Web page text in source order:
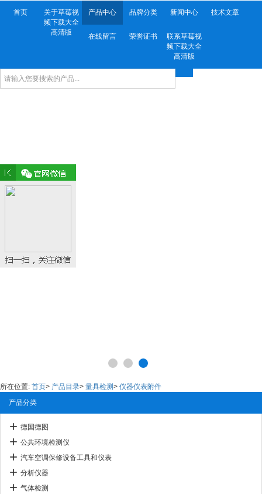
首页
关于草莓视
频下载大全
高清版
产品中心 品牌分类 新闻中心 技术文章
在线留言 荣誉证书
联系草莓视
频下载大全
高清版
所在位置: 首页> 产品目录> 量具检测> 仪器仪表附件
产品分类
德国德图
公共环境检测仪
汽车空调保修设备工具和仪表
分析仪器
气体检测